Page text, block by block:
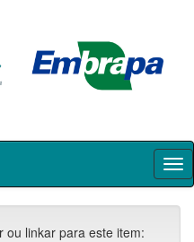
ou linkar para este item: